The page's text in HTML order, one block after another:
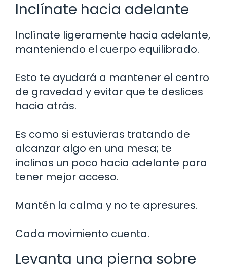
Inclínate hacia adelante
Inclínate ligeramente hacia adelante,
manteniendo el cuerpo equilibrado.
Esto te ayudará a mantener el centro
de gravedad y evitar que te deslices
hacia atrás.
Es como si estuvieras tratando de
alcanzar algo en una mesa; te
inclinas un poco hacia adelante para
tener mejor acceso.
Mantén la calma y no te apresures.
Cada movimiento cuenta.
Levanta una pierna sobre